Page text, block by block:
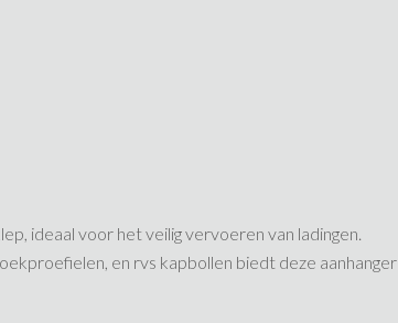
ideaal voor het veilig vervoeren van ladingen.
en rvs kapbollen biedt deze aanhanger